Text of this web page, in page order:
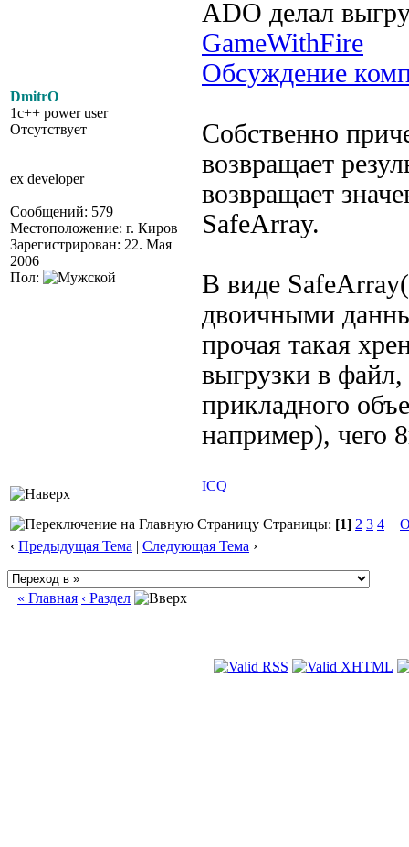
DmitrO
1c++ power user
Отсутствует
ex developer
Сообщений: 579
Местоположение: г. Киров
Зарегистрирован: 22. Мая
2006
Пол:
ADO делал
GameWithFire
Обсуждение
Собственно
возвращает
возвращает
SafeArray.
В виде
двоичными
прочая такая
выгрузки в файл,
прикладного
например), чего
ICQ
Страницы: [1] 2 3 4
‹ Предыдущая Тема | Следующая Тема ›
« Главная ‹ Раздел